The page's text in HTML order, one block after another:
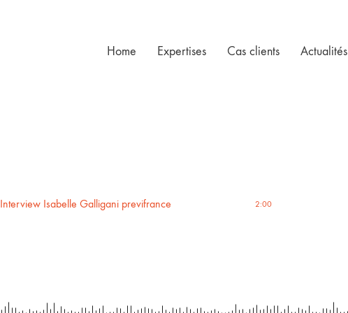
Home Expertises Cas clients Actualités
Interview Isabelle Galligani previfrance 2:00